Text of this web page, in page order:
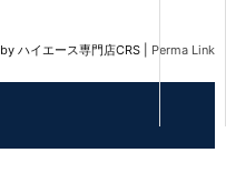
by ハイエース専門店CRS Perma Link